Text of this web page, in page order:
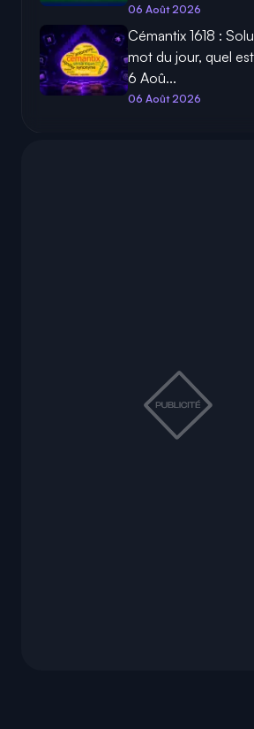
06 Août 2026
Cémantix 1618 :
mot du jour, quel
6 Aoû...
06 Août 2026